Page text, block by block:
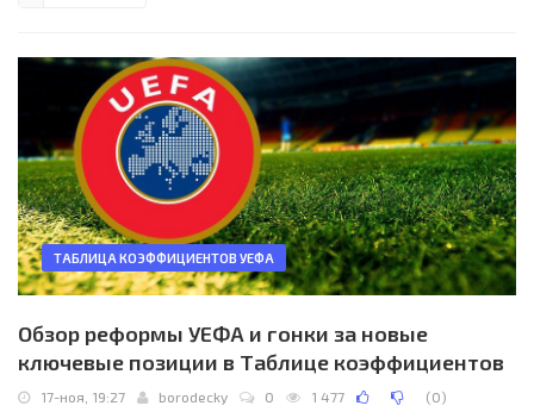
ТАБЛИЦА КОЭФФИЦИЕНТОВ УЕФА
Обзор реформы УЕФА и гонки за новые
ключевые позиции в Таблице коэффициентов
17-ноя, 19:27 borodecky 0 1 477 (0)